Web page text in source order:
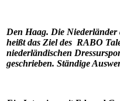
Den Haag. Die
heißt das Ziel des RABO
niederländischen
geschrieben. Ständige